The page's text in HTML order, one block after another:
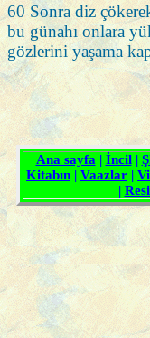
60 Sonra diz
bu günahı onlara
gözlerini yaşama